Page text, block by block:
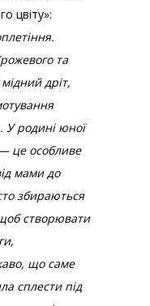
цвіту»:
та
дріт,
У родині юної
це особливе
мами до
збираються
створювати
що саме
сплести під